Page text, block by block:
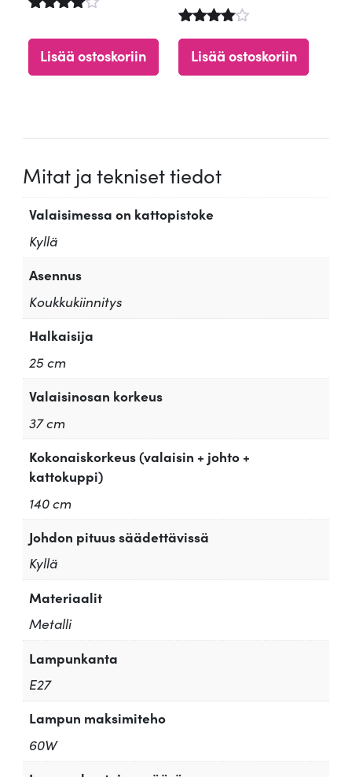
4.65
/ 5
Lisää ostoskoriin
tuotteesta
4.84
Lisää ostoskoriin
Mitat ja tekniset tiedot
Valaisimessa on kattopistoke
Kyllä
Asennus
Koukkukiinnitys
Halkaisija
25 cm
Valaisinosan korkeus
37 cm
Kokonaiskorkeus (valaisin + johto +
kattokuppi)
140 cm
Johdon pituus säädettävissä
Kyllä
Materiaalit
Metalli
Lampunkanta
E27
Lampun maksimiteho
60W